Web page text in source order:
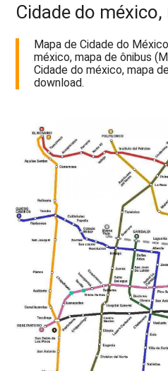
Cidade do
Mapa de Cidade do
méxico, mapa de ônibus
Cidade do méxico, mapa
download.